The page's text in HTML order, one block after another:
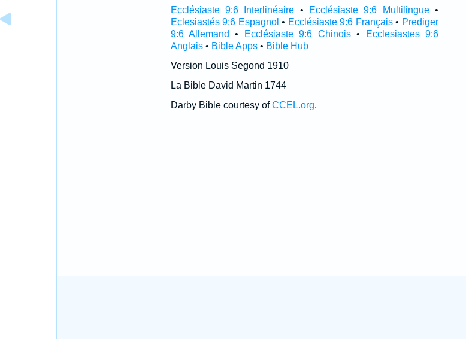
Ecclésiaste 9:6 Interlinéaire • Ecclésiaste 9:6 Multilingue•
Eclesiastés 9:6 Espagnol • Ecclésiaste 9:6 Français• Prediger
9:6 Allemand
• Ecclésiaste 9:6 Chinois•
Ecclesiastes 9:6
Anglais• Bible Apps• Bible Hub
Version Louis Segond 1910
La Bible David Martin 1744
Darby Bible courtesy ofCCEL.org.